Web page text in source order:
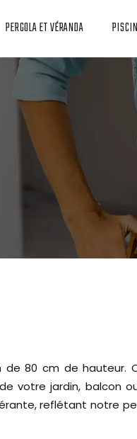
PERGOLA ET VÉRANDA
80 cm de hauteur.
votre jardin, balcon
reflétant notre